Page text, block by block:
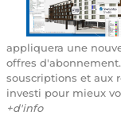
appliquera une
offres
souscriptions et aux
investi pour mieux
+d'info